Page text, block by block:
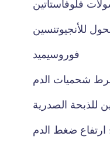
فلوفاستاتين
للأنجيوتنسين
فوروسيميد
شحميات الدم
للذبحة الصدرية
ارتفاع ضغط الدم